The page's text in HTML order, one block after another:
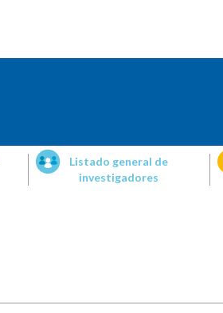
Listado general de
investigadores